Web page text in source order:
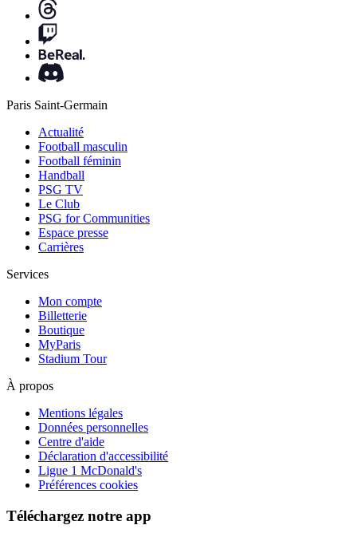
Paris Saint-Germain
Actualité
Football masculin
Football féminin
Handball
PSG TV
Le Club
PSG for Communities
Espace presse
Carrières
Services
Mon compte
Billetterie
Boutique
MyParis
Stadium Tour
À propos
Mentions légales
Données personnelles
Centre d'aide
Déclaration d'accessibilité
Ligue 1 McDonald's
Préférences cookies
Téléchargez notre app